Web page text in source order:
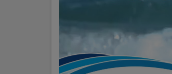
Secretar
Consilieri